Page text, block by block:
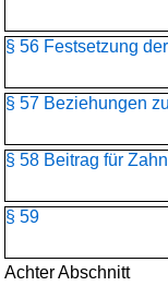
§ 56 Festsetzung
§ 57 Beziehungen
§ 58 Beitrag für
§ 59
Achter Abschnitt